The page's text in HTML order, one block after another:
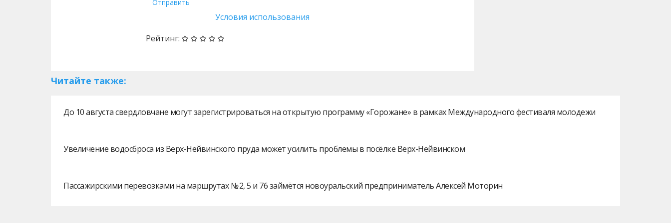
Отправить
Условия использования
Рейтинг:
Читайте также:
До 10 августа свердловчане могут зарегистрироваться на открытую программу «Горожане» в рамках Международного фестиваля молодежи
Увеличение водосброса из Верх-Нейвинского пруда может усилить проблемы в посёлке Верх-Нейвинском
Пассажирскими перевозками на маршрутах № 2, 5 и 76 займётся новоуральский предприниматель Алексей Моторин